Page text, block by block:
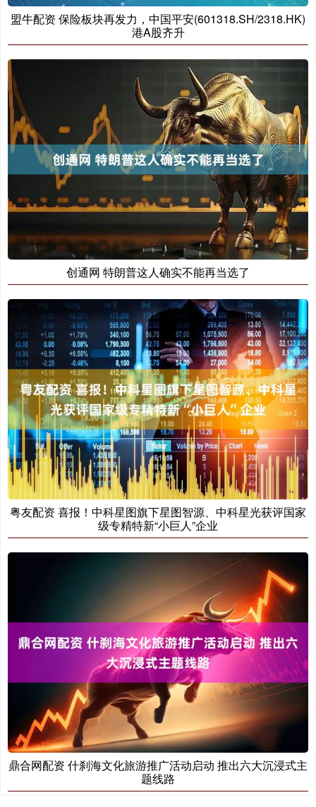
盟牛配资 保险板块再发力，中国平安(601318.SH/2318.HK)
港A股齐升
创通网 特朗普这人确实不能再当选了
粤友配资 喜报！中科星图旗下星图智源、中科星光获评国家
级专精特新“小巨人”企业
鼎合网配资 什刹海文化旅游推广活动启动 推出六大沉浸式主
题线路